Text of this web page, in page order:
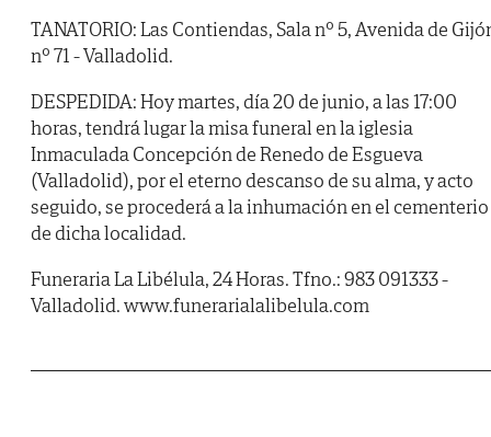
TANATORIO: Las Contiendas, Sala nº 5, Avenida de
nº 71 - Valladolid.
DESPEDIDA: Hoy martes, día 20 de junio, a las 17:00
horas, tendrá lugar la misa funeral en la iglesia
Inmaculada Concepción de Renedo de Esgueva
(Valladolid), por el eterno descanso de su alma, y acto
seguido, se procederá a la inhumación en el cementerio
de dicha localidad.
Funeraria La Libélula, 24 Horas. Tfno.: 983 091333 -
Valladolid. www.funerarialalibelula.com